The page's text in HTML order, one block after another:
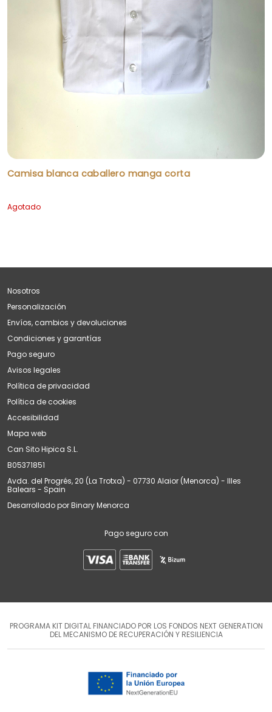
Camisa blanca caballero manga corta
Agotado
Nosotros
Personalización
Envíos, cambios y devoluciones
Condiciones y garantías
Pago seguro
Avisos legales
Política de privacidad
Política de cookies
Accesibilidad
Mapa web
Can Sito Hipica S.L.
B05371851
Avda. del Progrés, 20 (La Trotxa) - 07730 Alaior (Menorca) - Illes
Balears - Spain
Desarrollado porBinary Menorca
Pago seguro con
PROGRAMA KIT DIGITAL FINANCIADO POR LOS FONDOS NEXT GENERATION
DEL MECANISMO DE RECUPERACIÓN Y RESILIENCIA